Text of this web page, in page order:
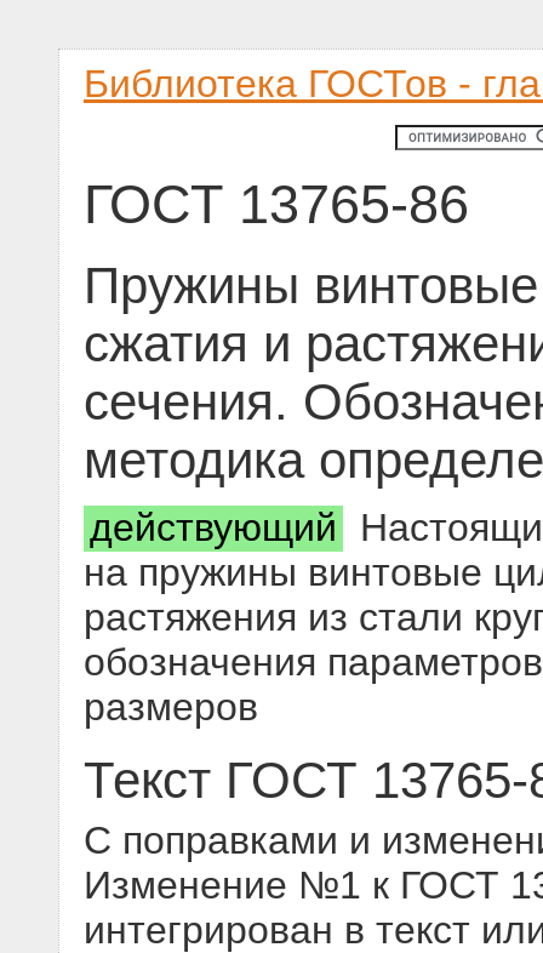
Библиотека ГОСТов -
ГОСТ 13765-86
Пружины
сжатия и
сечения.
методика
действующий
на пружины винтовые
растяжения из стали
обозначения
размеров
Текст ГОСТ 13765-
С поправками и
Изменение №1 к ГОСТ
интегрирован в текст